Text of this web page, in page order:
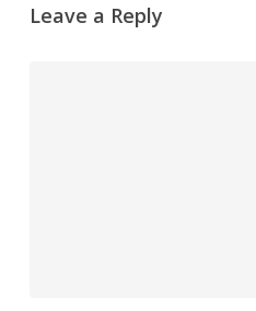
Leave a Reply